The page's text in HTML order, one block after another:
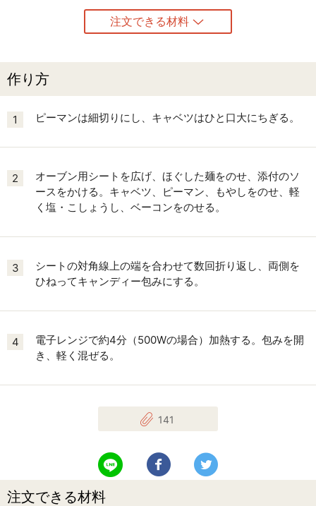
注文できる材料
作り方
1 ピーマンは細切りにし、キャベツはひと口大にちぎる。
2
オーブン用シートを広げ、ほぐした麺をのせ、添付のソ
ースをかける。キャベツ、ピーマン、もやしをのせ、軽
く塩・こしょうし、ベーコンをのせる。
3
シートの対角線上の端を合わせて数回折り返し、両側を
ひねってキャンディー包みにする。
4
電子レンジで約4分（500Wの場合）加熱する。包みを開
き、軽く混ぜる。
141
LINEで送る Facebookでシェアする
注文できる材料